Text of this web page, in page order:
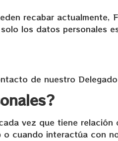
recabar actualmente,
los datos personales
de nuestro
vez que tiene
cuando interactúa con